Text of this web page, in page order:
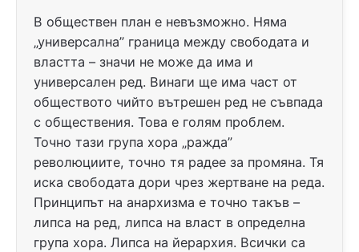
В обществен план е невъзможно. Няма
„универсална” граница между свободата и
властта – значи не може да има и
универсален ред. Винаги ще има част от
обществото чийто вътрешен ред не съвпада
с обществения. Това е голям проблем.
Точно тази група хора „ражда”
революциите, точно тя радее за промяна. Тя
иска свободата дори чрез жертване на реда.
Принципът на анархизма е точно такъв –
липса на ред, липса на власт в определна
група хора. Липса на йерархия. Всички са